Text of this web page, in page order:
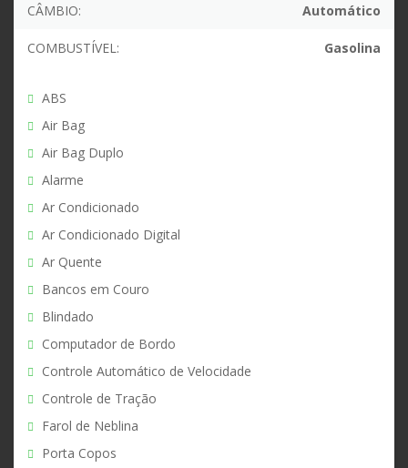
CÂMBIO: Automático
COMBUSTÍVEL: Gasolina
ABS
Air Bag
Air Bag Duplo
Alarme
Ar Condicionado
Ar Condicionado Digital
Ar Quente
Bancos em Couro
Blindado
Computador de Bordo
Controle Automático de Velocidade
Controle de Tração
Farol de Neblina
Porta Copos